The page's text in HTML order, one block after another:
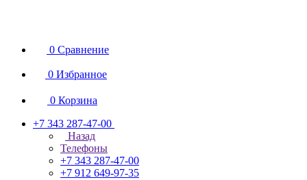
0 Сравнение
0 Избранное
0 Корзина
+7 343 287-47-00
Назад
Телефоны
+7 343 287-47-00
+7 912 649-97-35